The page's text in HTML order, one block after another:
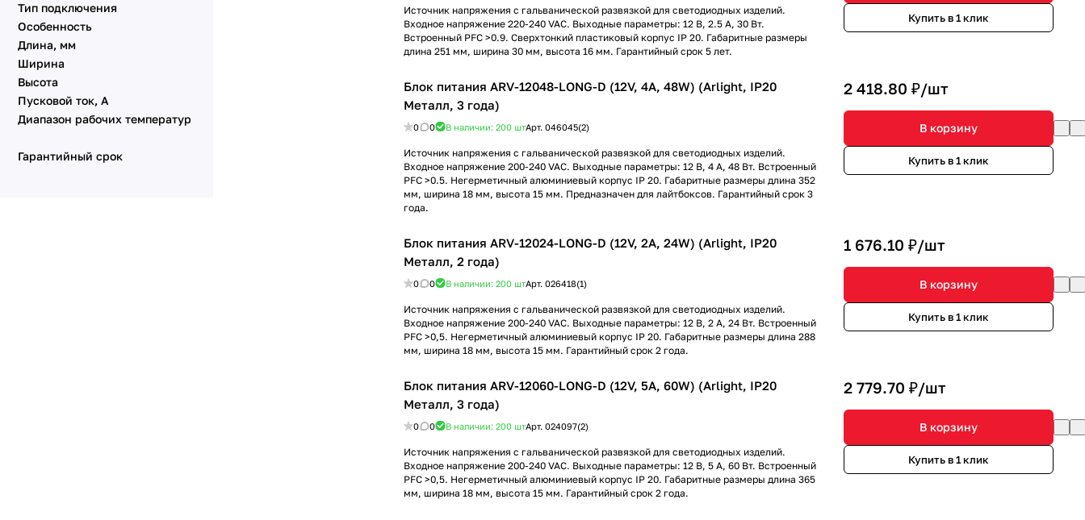
Источник напряжения с гальванической развязкой для светодиодных изделий.
Входное напряжение 220-240 VAC. Выходные параметры: 12 В, 2.5 А, 30 Вт.
Встроенный PFC >0.9. Сверхтонкий пластиковый корпус IP 20. Габаритные размеры
длина 251 мм, ширина 30 мм, высота 16 мм. Гарантийный срок 5 лет.
Купить в 1 клик
Блок питания ARV-12048-LONG-D (12V, 4A, 48W) (Arlight, IP20
Металл, 3 года)
0 0 В наличии: 200 штАрт. 046045(2)
Источник напряжения с гальванической развязкой для светодиодных изделий.
Входное напряжение 200-240 VAC. Выходные параметры: 12 В, 4 А, 48 Вт. Встроенный
PFC >0.5. Негерметичный алюминиевый корпус IP 20. Габаритные размеры длина 352
мм, ширина 18 мм, высота 15 мм. Предназначен для лайтбоксов. Гарантийный срок 3
года.
2 418.80 ₽/шт
В корзину
Купить в 1 клик
Блок питания ARV-12024-LONG-D (12V, 2A, 24W) (Arlight, IP20
Металл, 2 года)
0 0 В наличии: 200 штАрт. 026418(1)
Источник напряжения с гальванической развязкой для светодиодных изделий.
Входное напряжение 200-240 VAC. Выходные параметры: 12 В, 2 А, 24 Вт. Встроенный
PFC >0,5. Негерметичный алюминиевый корпус IP 20. Габаритные размеры длина 288
мм, ширина 18 мм, высота 15 мм. Гарантийный срок 2 года.
1 676.10 ₽/шт
В корзину
Купить в 1 клик
Блок питания ARV-12060-LONG-D (12V, 5A, 60W) (Arlight, IP20
Металл, 3 года)
0 0 В наличии: 200 штАрт. 024097(2)
Источник напряжения с гальванической развязкой для светодиодных изделий.
Входное напряжение 200-240 VAC. Выходные параметры: 12 В, 5 А, 60 Вт. Встроенный
PFC >0,5. Негерметичный алюминиевый корпус IP 20. Габаритные размеры длина 365
мм, ширина 18 мм, высота 15 мм. Гарантийный срок 2 года.
2 779.70 ₽/шт
В корзину
Купить в 1 клик
Тип подключения
Особенность
Длина, мм
Ширина
Высота
Пусковой ток, А
Диапазон рабочих температур
Гарантийный срок